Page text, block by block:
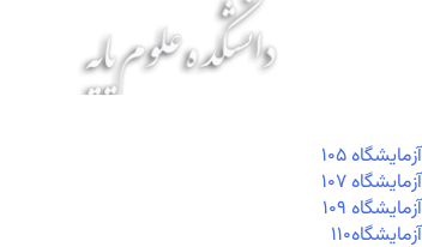
آزمايشگاه ۱۰۵
آزمايشگاه ۱۰۷
آزمايشگاه ۱۰۹
آزمايشگاه۱۱۰